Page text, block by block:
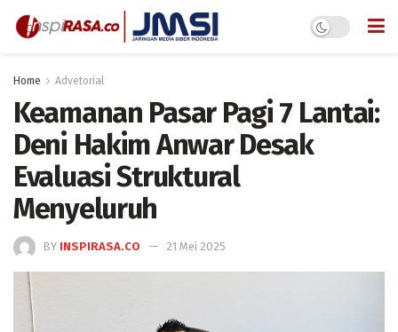
Home Advetorial
Keamanan Pasar Pagi 7 Lantai:
Deni Hakim Anwar Desak
Evaluasi Struktural
Menyeluruh
BY INSPIRASA.CO 21 Mei 2025